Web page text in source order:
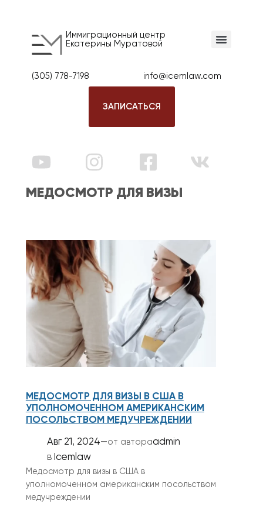
Иммиграционный центр
Екатерины Муратовой
(305) 778-7198 info@icemlaw.com
ЗАПИСАТЬСЯ
МЕДОСМОТР ДЛЯ ВИЗЫ
МЕДОСМОТР ДЛЯ ВИЗЫ В США В
УПОЛНОМОЧЕННОМ АМЕРИКАНСКИМ
ПОСОЛЬСТВОМ МЕДУЧРЕЖДЕНИИ
Авг 21, 2024—от автораadmin
в Icemlaw
Медосмотр для визы в США в
уполномоченном американским посольством
медучреждении